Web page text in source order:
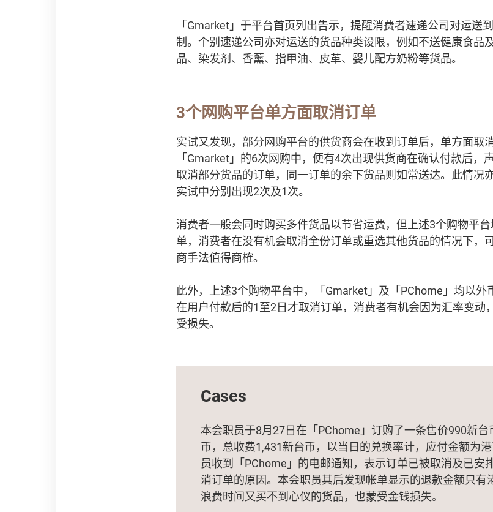
「Gmarket」于平台首页列出告示，提醒消费者速递公司对运送
制。个别速递公司亦对运送的货品种类设限，例如不送健康食品
品、染发剂、香薰、指甲油、皮革、婴儿配方奶粉等货品。
3个网购平台单方面取消订单
实试又发现，部分网购平台的供货商会在收到订单后，单方面取
「Gmarket」的6次网购中，便有4次出现供货商在确认付款后，
取消部分货品的订单，同一订单的余下货品则如常送达。此情况
实试中分别出现2次及1次。
消费者一般会同时购买多件货品以节省运费，但上述3个购物平
单，消费者在没有机会取消全份订单或重选其他货品的情况下，
商手法值得商榷。
此外，上述3个购物平台中，「Gmarket」及「PChome」均以
在用户付款后的1至2日才取消订单，消费者有机会因为汇率变动
受损失。
Cases
本会职员于8月27日在「PChome」订购了一条售价990新
币，总收费1,431新台币，以当日的兑换率计，应付金额为
员收到「PChome」的电邮通知，表示订单已被取消及已安
消订单的原因。本会职员其后发现帐单显示的退款金额只有
浪费时间又买不到心仪的货品，也蒙受金钱损失。